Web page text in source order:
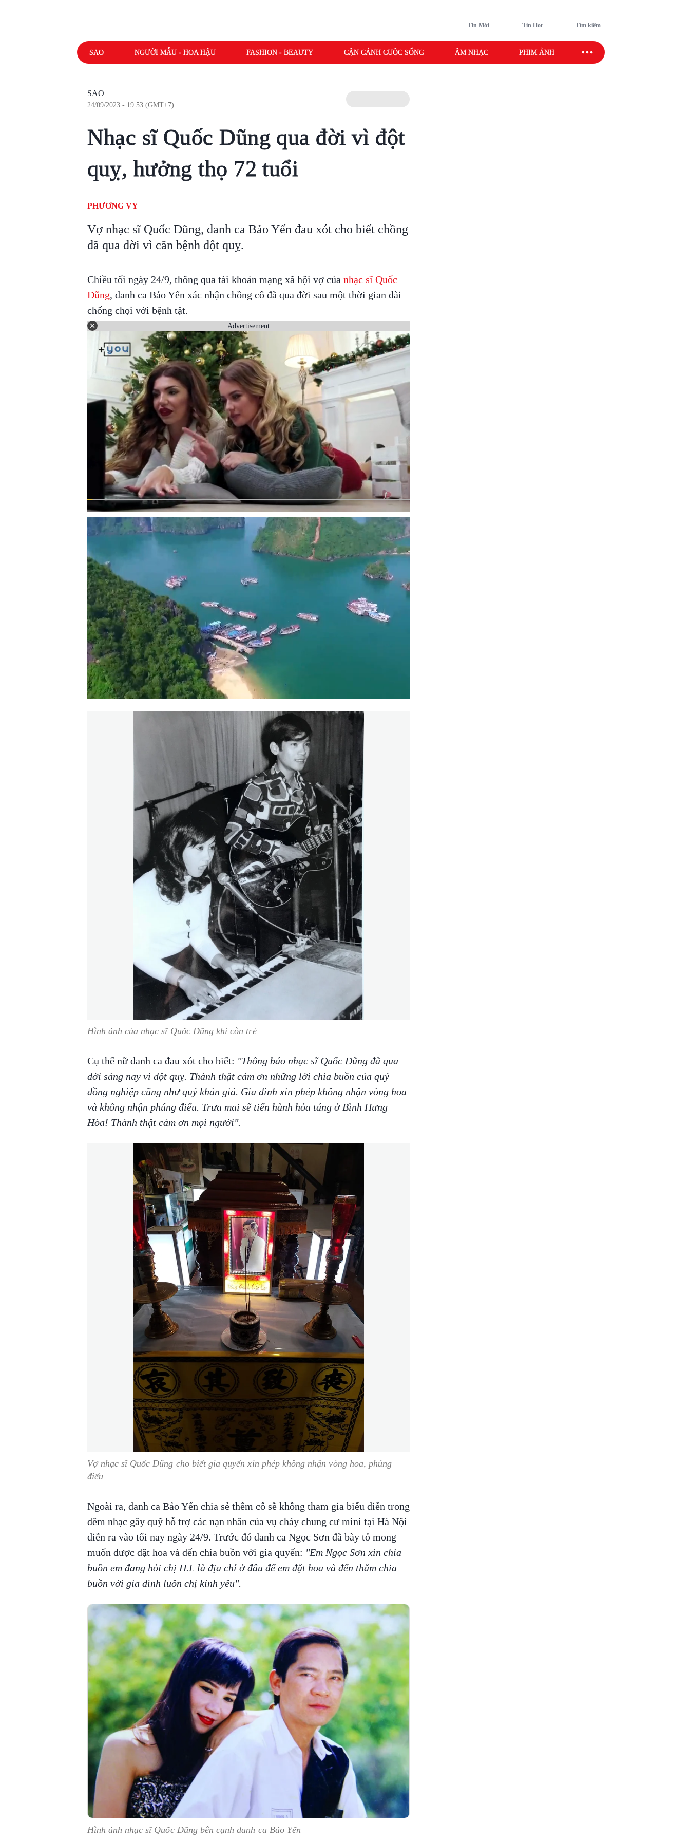
Tin Mới Tin Hot Tìm kiếm
SAO NGƯỜI MẪU - HOA HẬU FASHION - BEAUTY CẬN CẢNH CUỘC SỐNG ÂM NHẠC PHIM ẢNH SAO SPORT
SAO
24/09/2023 - 19:53 (GMT+7)
Nhạc sĩ Quốc Dũng qua đời vì đột
quỵ, hưởng thọ 72 tuổi
PHƯƠNG VY
Vợ nhạc sĩ Quốc Dũng, danh ca Bảo Yến đau xót cho biết chồng
đã qua đời vì căn bệnh đột quỵ.
Chiều tối ngày 24/9, thông qua tài khoản mạng xã hội vợ của nhạc sĩ Quốc
Dũng, danh ca Bảo Yến xác nhận chồng cô đã qua đời sau một thời gian dài
chống chọi với bệnh tật.
Advertisement
Hình ảnh của nhạc sĩ Quốc Dũng khi còn trẻ
Cụ thể nữ danh ca đau xót cho biết: "Thông báo nhạc sĩ Quốc Dũng đã qua
đời sáng nay vì đột quỵ. Thành thật cảm ơn những lời chia buồn của quý
đồng nghiệp cũng như quý khán giả. Gia đình xin phép không nhận vòng hoa
và không nhận phúng điếu. Trưa mai sẽ tiến hành hỏa táng ở Bình Hưng
Hòa! Thành thật cảm ơn mọi người".
Vợ nhạc sĩ Quốc Dũng cho biết gia quyến xin phép không nhận vòng hoa, phúng
điếu
Ngoài ra, danh ca Bảo Yến chia sẻ thêm cô sẽ không tham gia biểu diễn trong
đêm nhạc gây quỹ hỗ trợ các nạn nhân của vụ cháy chung cư mini tại Hà Nội
diễn ra vào tối nay ngày 24/9. Trước đó danh ca Ngọc Sơn đã bày tỏ mong
muốn được đặt hoa và đến chia buồn với gia quyến: "Em Ngọc Sơn xin chia
buồn em đang hỏi chị H.L là địa chỉ ở đâu để em đặt hoa và đến thăm chia
buồn với gia đình luôn chị kính yêu".
Hình ảnh nhạc sĩ Quốc Dũng bên cạnh danh ca Bảo Yến